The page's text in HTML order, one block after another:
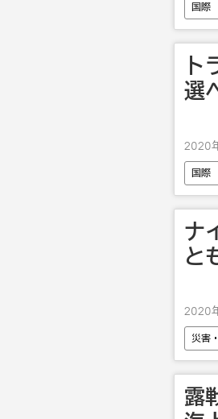
国際
選
2020
国際
ナ
と
2020
災害
露